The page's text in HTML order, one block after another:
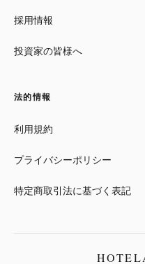
採用情報
投資家の皆様へ
法的情報
利用規約
プライバシーポリシー
特定商取引法に基づく表記